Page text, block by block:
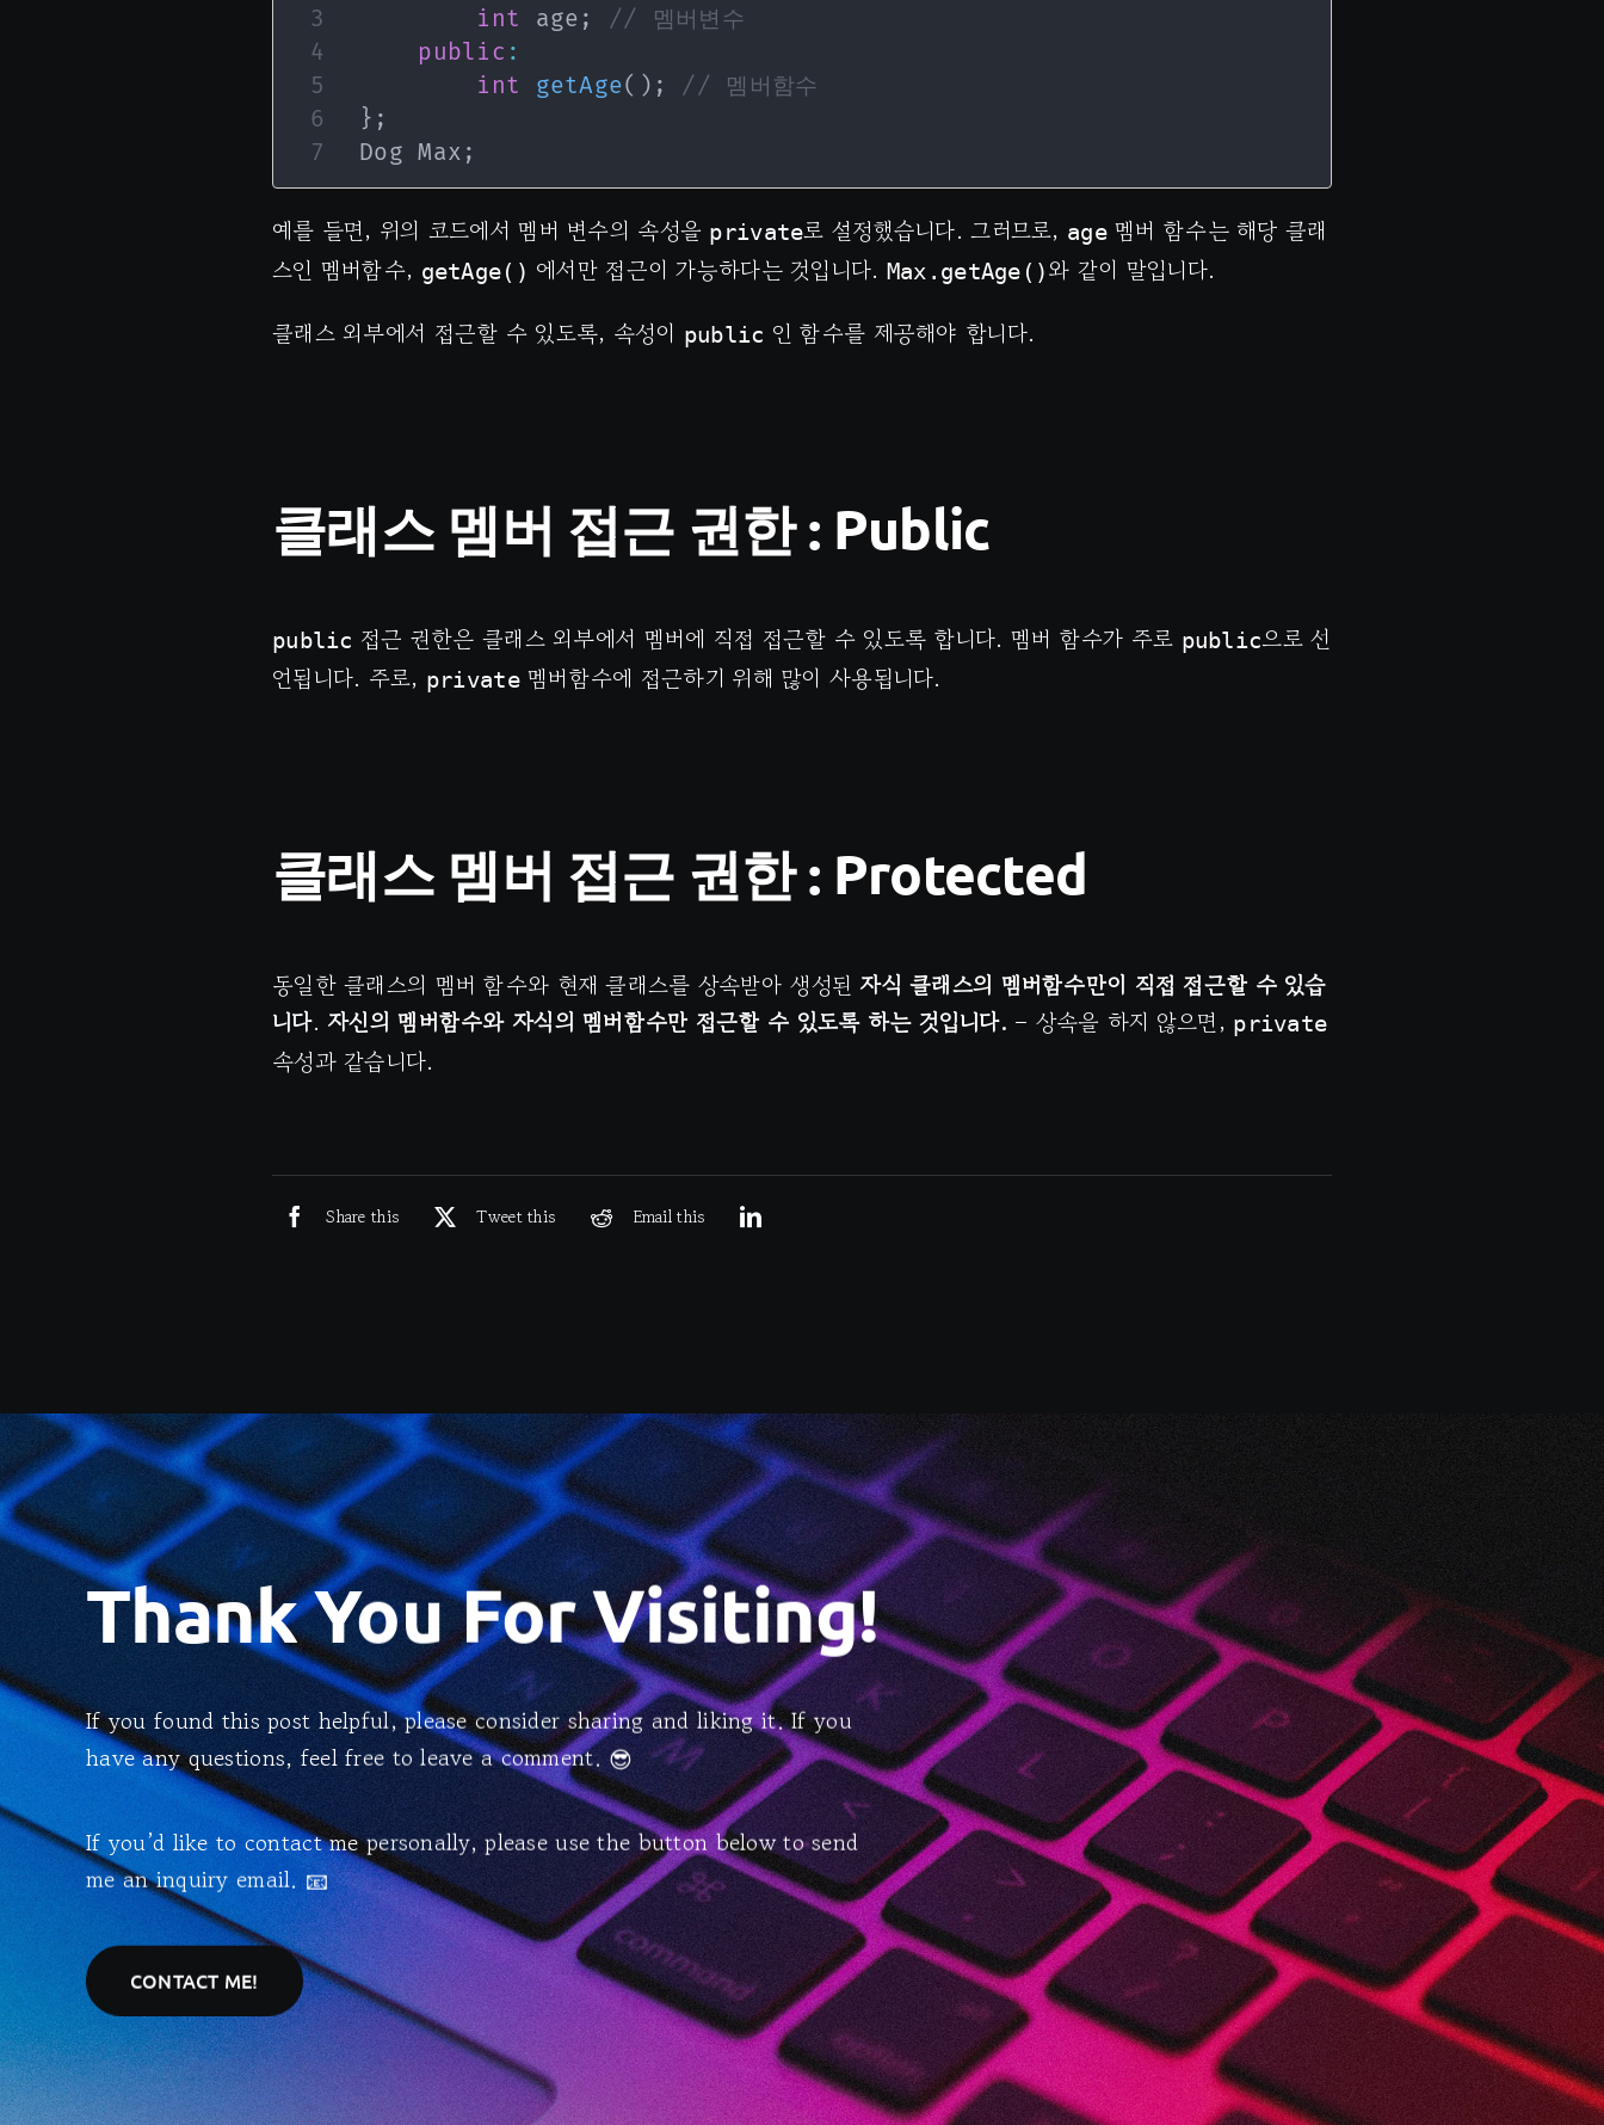
int age ;
// 멤버변수
public :
int
getAge( ) ;
// 멤버함수
} ;
Dog Max ;
예를 들면, 위의 코드에서 멤버 변수의 속성을 private로 설정했습니다. 그러므로, age멤버 함수는 해당 클래
스인 멤버함수, getAge() 에서만 접근이 가능하다는 것입니다. Max.getAge()와 같이 말입니다.
클래스 외부에서 접근할 수 있도록, 속성이 public 인 함수를 제공해야 합니다.
클래스 멤버 접근 권한 : Public
public 접근 권한은 클래스 외부에서 멤버에 직접 접근할 수 있도록 합니다. 멤버 함수가 주로 public으로 선
언됩니다. 주로, private멤버함수에 접근하기 위해 많이 사용됩니다.
클래스 멤버 접근 권한 : Protected
동일한 클래스의 멤버 함수와 현재 클래스를 상속받아 생성된 자식 클래스의 멤버함수만이 직접 접근할 수 있습
니다. 자신의 멤버함수와 자식의 멤버함수만 접근할 수 있도록 하는 것입니다. – 상속을 하지 않으면, private
속성과 같습니다.
Share this Tweet this Email this
Thank You For Visiting!
If you found this post helpful, please consider sharing and liking it. If you
have any questions, feel free to leave a comment. 😎
If you’d like to contact me personally, please use the button below to send
me an inquiry email. 📧
CONTACT ME!